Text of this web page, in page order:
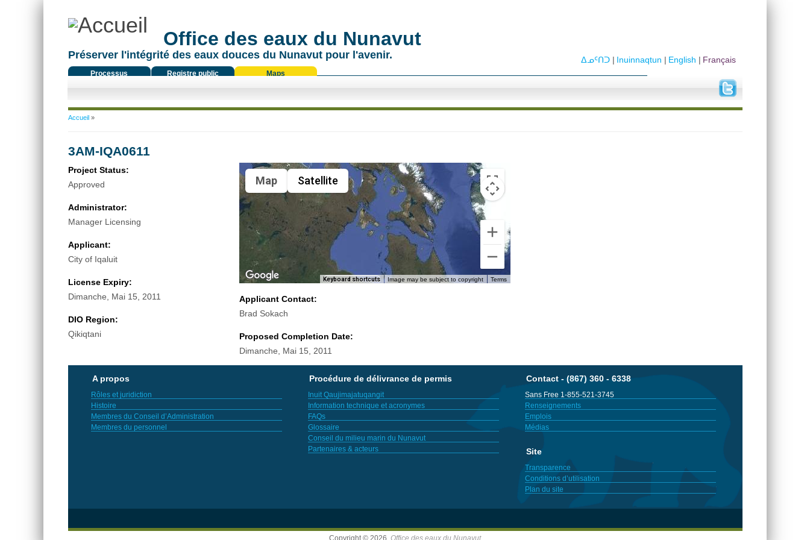
Office des eaux du Nunavut
Préserver l'intégrité des eaux douces du Nunavut pour l'avenir.
Processus
Registre public Maps
Français
English
Inuinnaqtun
ᐃᓄᑦᑎᑐ
Vous êtes ici
Accueil»
3AM-IQA0611
Project Status:
Approved
Administrator:
Manager Licensing
Applicant:
City of Iqaluit
License Expiry:
Dimanche, Mai 15, 2011
DIO Region:
Qikiqtani
Map Satellite
Keyboard shortcuts Image may be subject to copyright Terms
Applicant Contact:
Brad Sokach
Proposed Completion Date:
Dimanche, Mai 15, 2011
A propos
Rôles et juridiction
Histoire
Membres du Conseil d’Administration
Membres du personnel
Procédure de délivrance de permis
Inuit Qaujimajatuqangit
Information technique et acronymes
FAQs
Glossaire
Conseil du milieu marin du Nunavut
Partenaires & acteurs
Contact - (867) 360 - 6338
Sans Free 1-855-521-3745
Renseignements
Emplois
Médias
Site
Transparence
Conditions d’utilisation
Plan du site
Copyright © 2026, Office des eaux du Nunavut